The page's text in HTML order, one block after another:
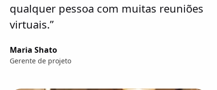
qualquer pessoa com muitas reuniões
virtuais.”
Maria Shato
Gerente de projeto